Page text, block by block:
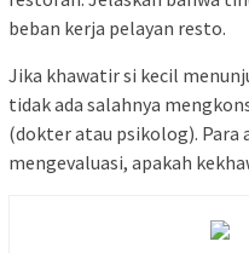
beban kerja pelayan resto.
Jika khawatir si kecil
tidak ada salahnya
(dokter atau psikolog). Para
mengevaluasi, apakah